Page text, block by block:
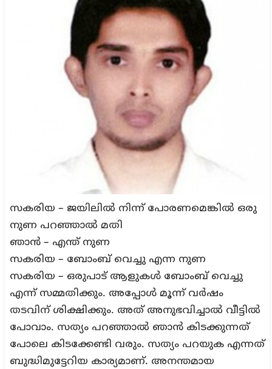
സകരിയ – ജയിലില്‍ നിന്ന് പോരണമെങ്കില്‍ ഒരു
നുണ പറഞ്ഞാല്‍ മതി
ഞാന്‍ – എന്ത് നുണ
സകരിയ – ബോംബ് വെച്ചു എന്ന നുണ
സകരിയ – ഒരുപാട് ആളുകള്‍ ബോംബ് വെച്ചു
എന്ന് സമ്മതിക്കും. അപ്പോള്‍ മൂന്ന് വര്‍ഷം
തടവിന് ശിക്ഷിക്കും. അത് അനുഭവിച്ചാല്‍ വീട്ടില്‍
പോവാം. സത്യം പറഞ്ഞാല്‍ ഞാന്‍ കിടക്കുന്നത്
പോലെ കിടക്കേണ്ടി വരും. സത്യം പറയുക എന്നത്
ബുദ്ധിമുട്ടേറിയ കാര്യമാണ്. അനന്തമായ